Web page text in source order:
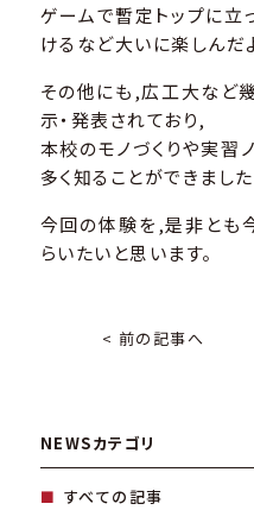
ゲームで暫定トップに立
けるなど大いに楽しんだ
その他にも,広工大など
示・発表されており,
本校のモノづくりや実習
多く知ることができました
今回の体験を,是非とも
らいたいと思います。
< 前の記事へ
NEWSカテゴリ
すべての記事